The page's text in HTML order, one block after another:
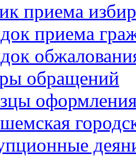
приема
приема
обращений